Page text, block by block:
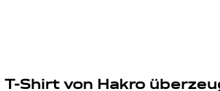
T-Shirt von Hakro